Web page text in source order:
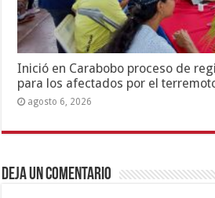
Inició en Carabobo proceso de
para los afectados por el
agosto 6, 2026
Deja un comentario